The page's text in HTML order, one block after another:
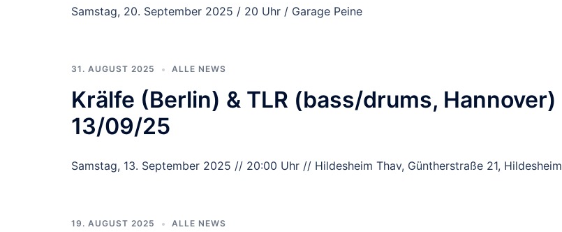
Samstag, 20. September 2025 / 20 Uhr / Garage Peine
31. AUGUST 2025 ALLE NEWS
Krälfe (Berlin) & TLR (bass/drums, Hannover)
13/09/25
Samstag, 13. September 2025 // 20:00 Uhr // Hildesheim Thav, Güntherstraße 21, Hildesheim
19. AUGUST 2025 ALLE NEWS